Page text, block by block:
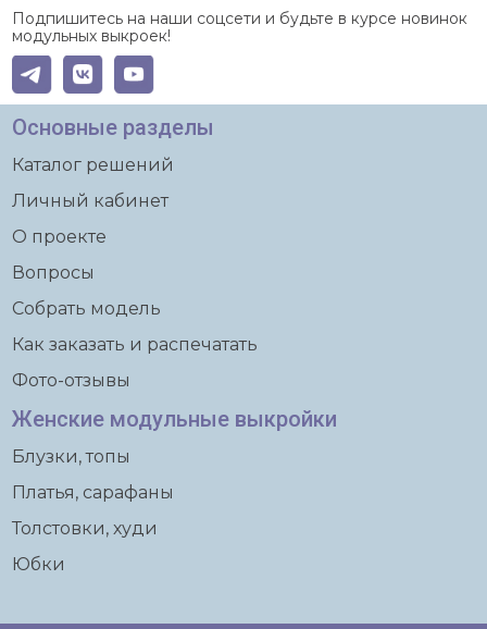
Подпишитесь на наши соцсети и будьте в курсе новинок
модульных выкроек!
Основные разделы
Каталог решений
Личный кабинет
О проекте
Вопросы
Собрать модель
Как заказать и распечатать
Фото-отзывы
Женские модульные выкройки
Блузки, топы
Платья, сарафаны
Толстовки, худи
Юбки